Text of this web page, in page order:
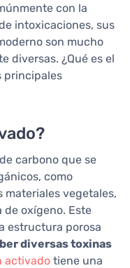
con la
intoxicaciones, sus
son mucho
diversas. ¿Qué es el
principales
carbono que se
como
materiales vegetales,
oxígeno. Este
estructura porosa
diversas toxinas
activado tiene una